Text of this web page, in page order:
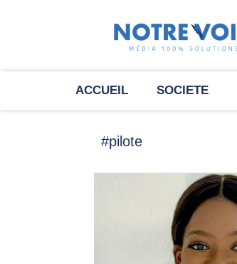
ACCUEIL SOCIETE
#pilote